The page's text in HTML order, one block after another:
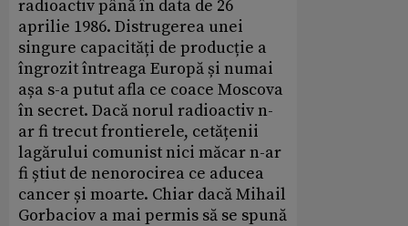
radioactiv până în data de 26
aprilie 1986. Distrugerea unei
singure capacități de producție a
îngrozit întreaga Europă și numai
așa s-a putut afla ce coace Moscova
în secret. Dacă norul radioactiv n-
ar fi trecut frontierele, cetățenii
lagărului comunist nici măcar n-ar
fi știut de nenorocirea ce aducea
cancer și moarte. Chiar dacă Mihail
Gorbaciov a mai permis să se spună